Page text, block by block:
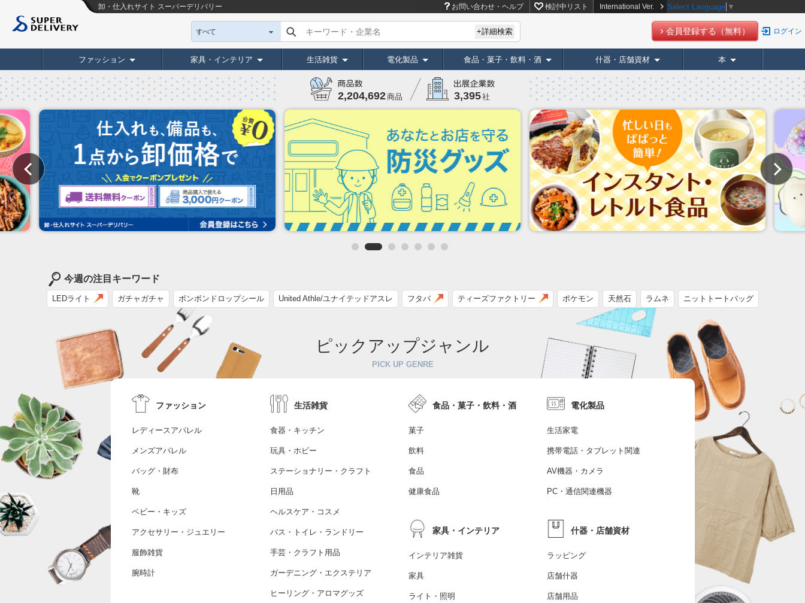
卸・仕入れサイト スーパーデリバリー お問い合わせ・ヘルプ 検討中リスト International Ver. Select Language ▼
すべて キーワード・企業名 +詳細検索 会員登録する（無料） ログイン
ファッション 家具・インテリア 生活雑貨 電化製品 食品・菓子・飲料・酒 什器・店舗資材 本
2,204,692商品 3,395社
今週の注目キーワード
LEDライト ガチャガチャ ボンボンドロップシール United Athle/ユナイテッドアスレ フタバ ティーズファクトリー ポケモン 天然石 ラムネ ニットトートバッグ
ピックアップジャンル
PICK UP GENRE
ファッション
レディースアパレル
メンズアパレル
バッグ・財布
靴
ベビー・キッズ
アクセサリー・ジュエリー
服飾雑貨
腕時計
生活雑貨
食器・キッチン
玩具・ホビー
ステーショナリー・クラフト
日用品
ヘルスケア・コスメ
バス・トイレ・ランドリー
手芸・クラフト用品
ガーデニング・エクステリア
ヒーリング・アロマグッズ
食品・菓子・飲料・酒
菓子
飲料
食品
健康食品
家具・インテリア
インテリア雑貨
家具
ライト・照明
電化製品
生活家電
携帯電話・タブレット関連
AV機器・カメラ
PC・通信関連機器
什器・店舗資材
ラッピング
店舗什器
店舗用品